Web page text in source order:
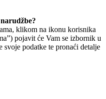
klikom na ikonu korisnika
pojavit će Vam se izbornik u
podatke te pronaći detalje